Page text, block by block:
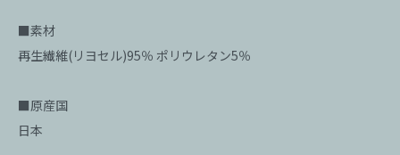
■素材
再生繊維(リヨセル)95％ ポリウレタン5％
■原産国
日本